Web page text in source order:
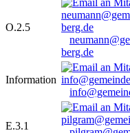
O.2.5
berg.de
Information
E.3.1